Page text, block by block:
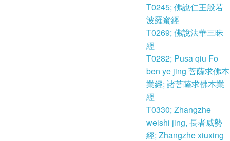
T0245; 佛說仁王般若
波羅蜜經
T0269; 佛說法華三昧
經
T0282; Pusa qiu Fo
ben ye jing 菩薩求佛本
業經; 諸菩薩求佛本業
經
T0330; Zhangzhe
weishi jing, 長者威勢
經; Zhangzhe xiuxing